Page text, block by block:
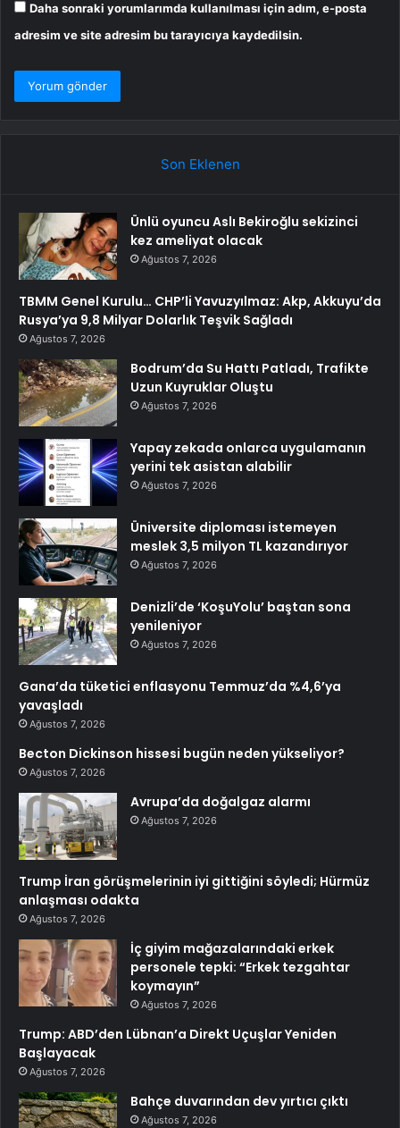
Daha sonraki yorumlarımda kullanılması için adım, e-posta
adresim ve site adresim bu tarayıcıya kaydedilsin.
Son Eklenen
Ünlü oyuncu Aslı Bekiroğlu sekizinci
kez ameliyat olacak
Ağustos 7, 2026
TBMM Genel Kurulu… CHP’li Yavuzyılmaz: Akp, Akkuyu’da
Rusya’ya 9,8 Milyar Dolarlık Teşvik Sağladı
Ağustos 7, 2026
Bodrum’da Su Hattı Patladı, Trafikte
Uzun Kuyruklar Oluştu
Ağustos 7, 2026
Yapay zekada onlarca uygulamanın
yerini tek asistan alabilir
Ağustos 7, 2026
Üniversite diploması istemeyen
meslek 3,5 milyon TL kazandırıyor
Ağustos 7, 2026
Denizli’de ‘KoşuYolu’ baştan sona
yenileniyor
Ağustos 7, 2026
Gana’da tüketici enflasyonu Temmuz’da %4,6’ya
yavaşladı
Ağustos 7, 2026
Becton Dickinson hissesi bugün neden yükseliyor?
Ağustos 7, 2026
Avrupa’da doğalgaz alarmı
Ağustos 7, 2026
Trump İran görüşmelerinin iyi gittiğini söyledi; Hürmüz
anlaşması odakta
Ağustos 7, 2026
İç giyim mağazalarındaki erkek
personele tepki: “Erkek tezgahtar
koymayın”
Ağustos 7, 2026
Trump: ABD’den Lübnan’a Direkt Uçuşlar Yeniden
Başlayacak
Ağustos 7, 2026
Bahçe duvarından dev yırtıcı çıktı
Ağustos 7, 2026